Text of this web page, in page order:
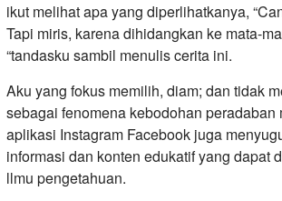
ikut melihat apa yang diperlihatkanya,
Tapi miris, karena dihidangkan ke mata-
“tandasku sambil menulis cerita ini.
Aku yang fokus memilih, diam; dan tidak
sebagai fenomena kebodohan peradaban
aplikasi Instagram Facebook juga
informasi dan konten edukatif yang dapat
llmu pengetahuan.